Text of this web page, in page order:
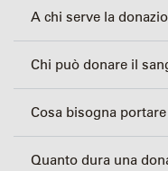
A chi serve la
Chi può donare il
Cosa bisogna
Quanto dura una